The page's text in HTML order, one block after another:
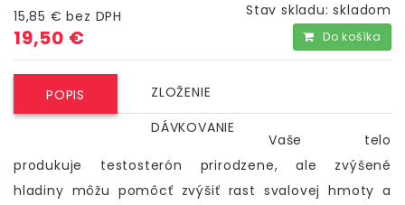
15,85 €bez DPH
19,50 €
Stav skladu:skladom
Do košíka
POPIS
ZLOŽENIE
DÁVKOVANIE
Vaše telo
produkuje testosterón prirodzene, ale zvýšené
hladiny môžu pomôcť zvýšiť rast svalovej hmoty a